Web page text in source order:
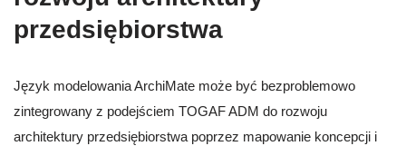
przedsiębiorstwa
Język modelowania ArchiMate może być bezproblemowo
zintegrowany z podejściem TOGAF ADM do rozwoju
architektury przedsiębiorstwa poprzez mapowanie koncepcji i